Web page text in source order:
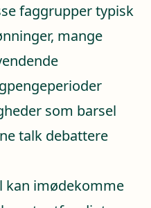
faggrupper typisk
mange
som barsel
talk debattere
kan imødekomme